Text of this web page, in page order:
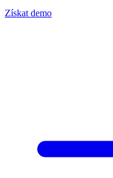
Získat demo